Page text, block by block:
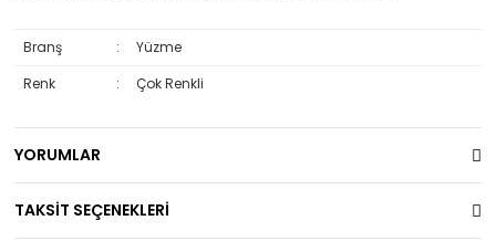
Branş :
Yüzme
Renk
: Çok Renkli
YORUMLAR
TAKSİT SEÇENEKLERİ